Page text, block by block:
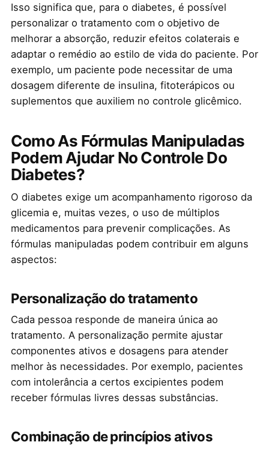
Isso significa que, para o diabetes, é possível
personalizar o tratamento com o objetivo de
melhorar a absorção, reduzir efeitos colaterais e
adaptar o remédio ao estilo de vida do paciente. Por
exemplo, um paciente pode necessitar de uma
dosagem diferente de insulina, fitoterápicos ou
suplementos que auxiliem no controle glicêmico.
Como As Fórmulas Manipuladas
Podem Ajudar No Controle Do
Diabetes?
O diabetes exige um acompanhamento rigoroso da
glicemia e, muitas vezes, o uso de múltiplos
medicamentos para prevenir complicações. As
fórmulas manipuladas podem contribuir em alguns
aspectos:
Personalização do tratamento
Cada pessoa responde de maneira única ao
tratamento. A personalização permite ajustar
componentes ativos e dosagens para atender
melhor às necessidades. Por exemplo, pacientes
com intolerância a certos excipientes podem
receber fórmulas livres dessas substâncias.
Combinação de princípios ativos